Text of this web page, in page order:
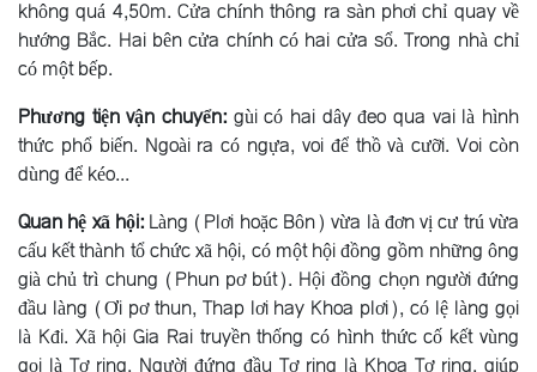
không quá 4,50m. Cửa chính thông ra sàn phơi chỉ quay về
hướng Bắc. Hai bên cửa chính có hai cửa sổ. Trong nhà chỉ
có một bếp.
Phương tiện vận chuyển: gùi có hai dây đeo qua vai là hình
thức phổ biến. Ngoài ra có ngựa, voi để thồ và cưỡi. Voi còn
dùng để kéo...
Quan hệ xã hội:Làng (Plơi hoặc Bôn) vừa là đơn vị cư trú vừa
cấu kết thành tổ chức xã hội, có một hội đồng gồm những ông
già chủ trì chung (Phun pơ bút). Hội đồng chọn người đứng
đầu làng (Ơi pơ thun, Thap lơi hay Khoa plơi), có lệ làng gọi
là Kđi. Xã hội Gia Rai truyền thống có hình thức cố kết vùng